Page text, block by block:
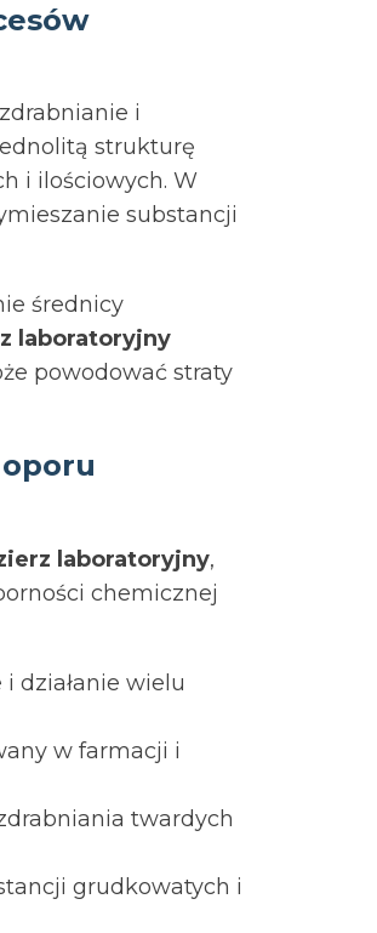
i
strukturę
i ilościowych. W
substancji
średnicy
laboratoryjny
powodować straty
laboratoryjny,
chemicznej
działanie wielu
w farmacji i
twardych
grudkowatych i